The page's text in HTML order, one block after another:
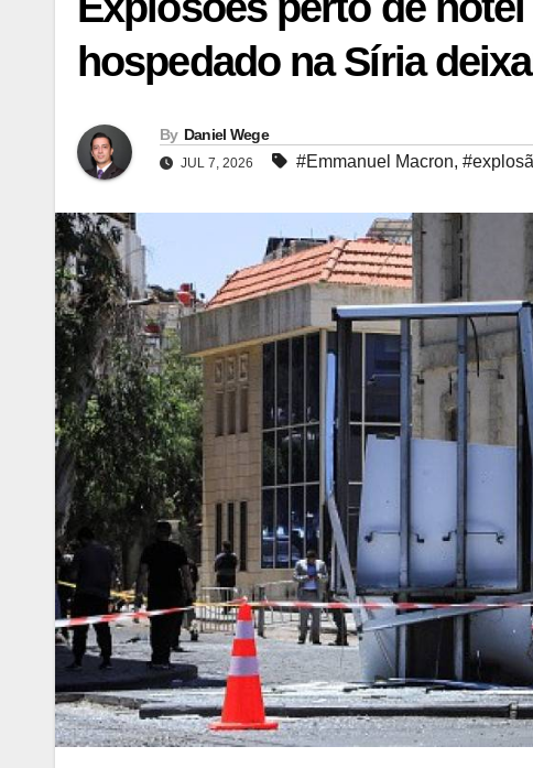
hospedado na Síria
By Daniel Wege
JUL 7, 2026 #Emmanuel Macron,